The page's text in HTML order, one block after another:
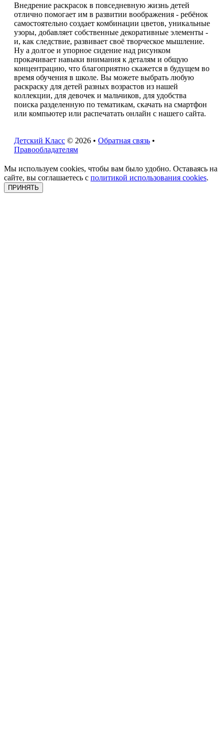
Внедрение раскрасок в повседневную жизнь детей
отлично помогает им в развитии воображения - ребёнок
самостоятельно создает комбинации цветов, уникальные
узоры, добавляет собственные декоративные элементы -
и, как следствие, развивает своё творческое мышление.
Ну а долгое и упорное сидение над рисунком
прокачивает навыки внимания к деталям и общую
концентрацию, что благоприятно скажется в будущем во
время обучения в школе. Вы можете выбрать любую
раскраску для детей разных возрастов из нашей
коллекции, для девочек и мальчиков, для удобства
поиска разделенную по тематикам, скачать на смартфон
или компьютер или распечатать онлайн с нашего сайта.
Детский Класс © 2026 • Обратная связь •
Правообладателям
Мы используем cookies, чтобы вам было удобно. Оставаясь на
сайте, вы соглашаетесь с политикой использования cookies.
ПРИНЯТЬ